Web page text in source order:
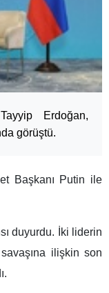
Erdoğan,
görüştü.
Başkanı Putin ile
duyurdu. İki liderin
ilişkin son